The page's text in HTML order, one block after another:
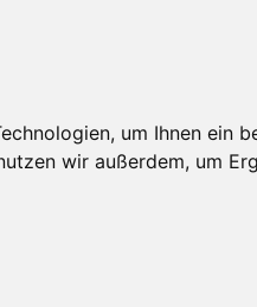
um Ihnen ein
wir außerdem, um